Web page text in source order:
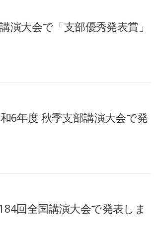
演大会で「支部優秀発表賞」
6年度 秋季支部講演大会で発
回全国講演大会で発表しま